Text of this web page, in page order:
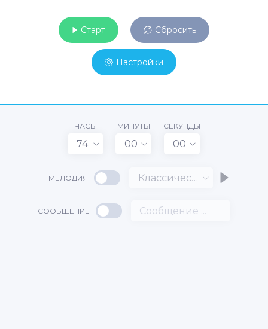
Старт Сбросить
Настройки
ЧАСЫ
74
МИНУТЫ
00
СЕКУНДЫ
00
МЕЛОДИЯ Классический
СООБЩЕНИЕ